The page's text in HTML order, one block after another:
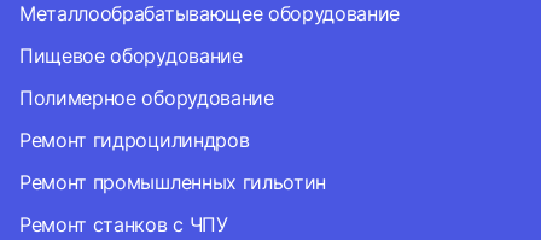
Металлообрабатывающее оборудование
Пищевое оборудование
Полимерное оборудование
Ремонт гидроцилиндров
Ремонт промышленных гильотин
Ремонт станков с ЧПУ